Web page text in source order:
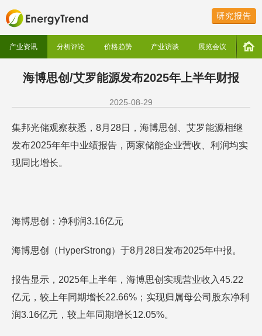
研究报告
产业资讯 分析评论 价格趋势 产业访谈 展览会议
海博思创/艾罗能源发布2025年上半年财报
2025-08-29
集邦光储观察获悉，8月28日，海博思创、艾罗能源相继
发布2025年年中业绩报告，两家储能企业营收、利润均实
现同比增长。
海博思创：净利润3.16亿元
海博思创（HyperStrong）于8月28日发布2025年中报。
报告显示，2025年上半年，海博思创实现营业收入45.22
亿元，较上年同期增长22.66%；实现归属母公司股东净利
润3.16亿元，较上年同期增长12.05%。